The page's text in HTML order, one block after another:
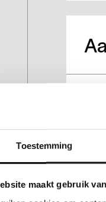
Toestemming
maakt gebruik